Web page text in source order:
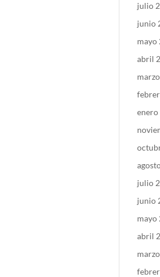
julio
junio
mayo
abril
julio
junio
mayo
abril